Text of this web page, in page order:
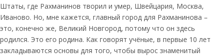
Штаты, где Рахманинов творил и умер, Швейцария, Москва,
Иваново. Но, мне кажется, главный город для Рахманинова –
это, конечно же, Великий Новгород, потому что он здесь
родился. Это его родина. Как говорят учёные, в первые 10 лет
закладываются основы для того, чтобы вырос знаменитый